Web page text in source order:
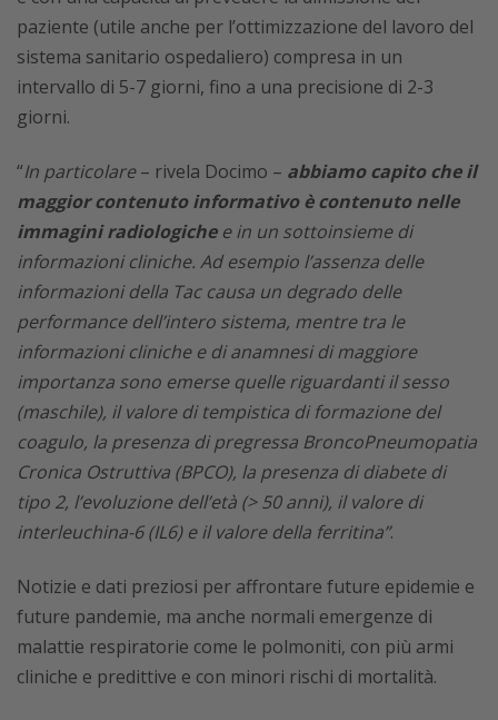
paziente (utile anche per l’ottimizzazione del lavoro del
sistema sanitario ospedaliero) compresa in un
intervallo di 5-7 giorni, fino a una precisione di 2-3
giorni.
“In particolare– rivela Docimo – abbiamo capito che il
maggior contenuto informativo è contenuto nelle
immagini radiologichee in un sottoinsieme di
informazioni cliniche. Ad esempio l’assenza delle
informazioni della Tac causa un degrado delle
performance dell’intero sistema, mentre tra le
informazioni cliniche e di anamnesi di maggiore
importanza sono emerse quelle riguardanti il sesso
(maschile), il valore di tempistica di formazione del
coagulo, la presenza di pregressa BroncoPneumopatia
Cronica Ostruttiva (BPCO), la presenza di diabete di
tipo 2, l’evoluzione dell’età (> 50 anni), il valore di
interleuchina-6 (IL6) e il valore della ferritina”.
Notizie e dati preziosi per affrontare future epidemie e
future pandemie, ma anche normali emergenze di
malattie respiratorie come le polmoniti, con più armi
cliniche e predittive e con minori rischi di mortalità.